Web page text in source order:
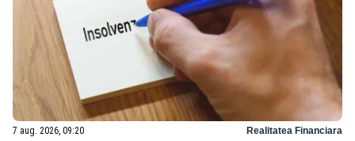
7 aug. 2026, 09:20 Realitatea Financiara